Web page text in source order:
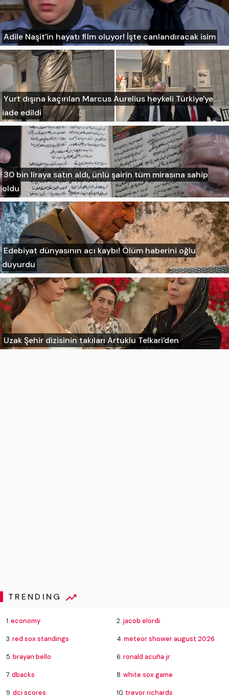
Adile Naşit'in hayatı film oluyor! İşte canlandıracak isim
Yurt dışına kaçırılan Marcus Aurelius heykeli Türkiye'ye
iade edildi
30 bin liraya satın aldı, ünlü şairin tüm mirasına sahip
oldu
Edebiyat dünyasının acı kaybı! Ölüm haberini oğlu
duyurdu
Uzak Şehir dizisinin takıları Artuklu Telkari'den
TRENDING
1.economy 2. jacob elordi
3.red sox standings 4.meteor shower august 2026
5.brayan bello 6.ronald acuña jr.
7.dbacks 8.white sox game
9.dci scores 10. trevor richards